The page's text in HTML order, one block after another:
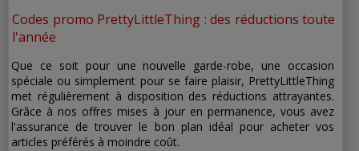
Codes promo PrettyLittleThing : des réductions toute
l'année
Que ce soit pour une nouvelle garde-robe, une occasion
spéciale ou simplement pour se faire plaisir, PrettyLittleThing
met régulièrement à disposition des réductions attrayantes.
Grâce à nos offres mises à jour en permanence, vous avez
l'assurance de trouver le bon plan idéal pour acheter vos
articles préférés à moindre coût.